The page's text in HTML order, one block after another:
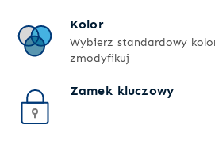
Kolor
Wybierz standardowy
zmodyfikuj
Zamek kluczowy